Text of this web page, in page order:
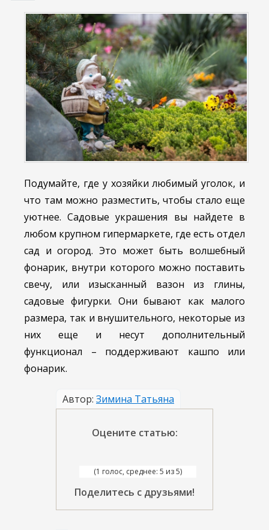
Подумайте, где у хозяйки любимый уголок, и
что там можно разместить, чтобы стало еще
уютнее. Садовые украшения вы найдете в
любом крупном гипермаркете, где есть отдел
сад и огород. Это может быть волшебный
фонарик, внутри которого можно поставить
свечу, или изысканный вазон из глины,
садовые фигурки. Они бывают как малого
размера, так и внушительного, некоторые из
них еще и несут дополнительный
функционал – поддерживают кашпо или
фонарик.
Автор: Зимина Татьяна
Оцените статью:
(1 голос, среднее: 5 из 5)
Поделитесь с друзьями!